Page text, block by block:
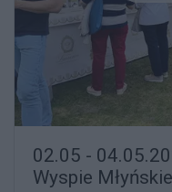
02.05 -
Wyspie